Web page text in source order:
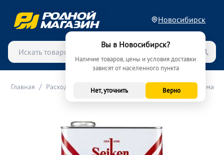
Новосибирск
Вы в Новосибирск?
Наличие товаров, цены и условия доставки
зависят от населенного пункта
Нет, уточнить Верно
Главная / Расходные материалы (ТО) Масла / Моторные масла